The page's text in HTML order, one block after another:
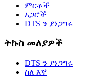
ምርቶች
አጋሮች
DTS ን ያነጋግሩ
ትኩስ መለያዎች
DTS ን ያነጋግሩ
ስለ እኛ